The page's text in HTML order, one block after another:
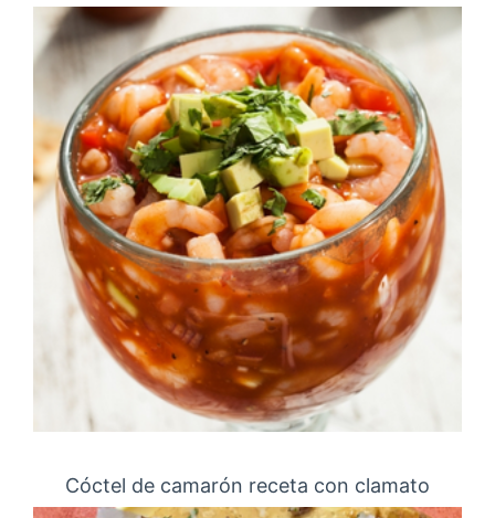
Cóctel de camarón receta con clamato